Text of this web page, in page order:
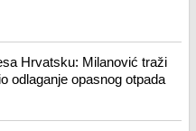
Hrvatsku: Milanović traži
odlaganje opasnog otpada